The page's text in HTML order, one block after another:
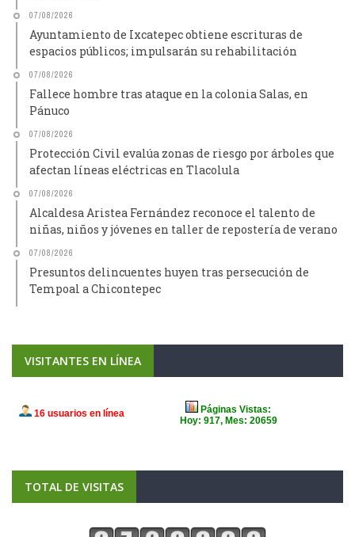
07/08/2026
Ayuntamiento de Ixcatepec obtiene escrituras de
espacios públicos; impulsarán su rehabilitación
07/08/2026
Fallece hombre tras ataque en la colonia Salas, en
Pánuco
07/08/2026
Protección Civil evalúa zonas de riesgo por árboles que
afectan líneas eléctricas en Tlacolula
07/08/2026
Alcaldesa Aristea Fernández reconoce el talento de
niñas, niños y jóvenes en taller de repostería de verano
07/08/2026
Presuntos delincuentes huyen tras persecución de
Tempoal a Chicontepec
VISITANTES EN LÍNEA
TOTAL DE VISITAS